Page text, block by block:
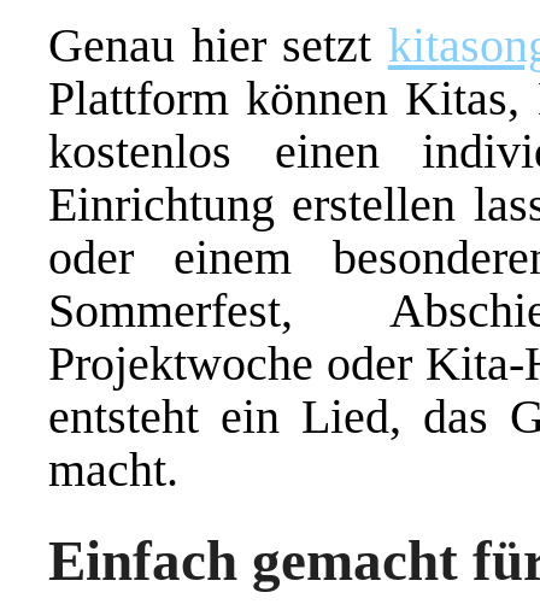
Genau hier setzt
Plattform können Kitas,
kostenlos einen
Einrichtung erstellen
oder einem
Sommerfest,
Projektwoche oder
entsteht ein Lied, das
macht.
Einfach gemacht